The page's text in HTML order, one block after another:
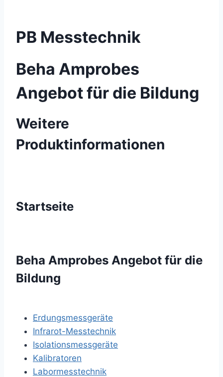
PB Messtechnik
Beha Amprobes
Angebot für die Bildung
Weitere
Produktinformationen
Startseite
Beha Amprobes Angebot für die
Bildung
Erdungsmessgeräte
Infrarot-Messtechnik
Isolationsmessgeräte
Kalibratoren
Labormesstechnik